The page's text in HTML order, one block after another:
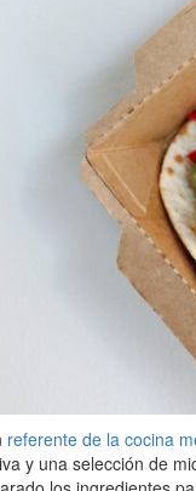
referente de la cocina
y una selección de